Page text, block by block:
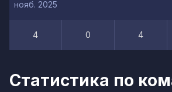
нояб. 2025
4 0 4
Статистика по